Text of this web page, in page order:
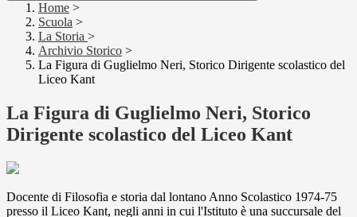
Home >
Scuola >
La Storia >
Archivio Storico >
La Figura di Guglielmo Neri, Storico Dirigente scolastico del
Liceo Kant
La Figura di Guglielmo Neri, Storico
Dirigente scolastico del Liceo Kant
Docente di Filosofia e storia dal lontano Anno Scolastico 1974-75
presso il Liceo Kant, negli anni in cui l'Istituto è una succursale del